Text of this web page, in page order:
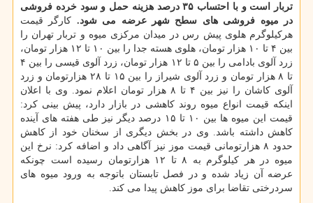
تربار است و با احتساب ۳۵ درصد هزینه حمل و سود خرده فروشی
در میوه فروشی های سطح شهر عرضه می شود. کارگر قیمت
هرکیلوگرم هلوی پیش رس در میدان مرکزی میوه و تربار تهران را
بین ۴ تا ۱۰ هزار تومان، هلوی هسته جدا را بین ۱۰ تا ۱۲ هزار تومان،
زرد آلوی بادامی را بین ۵ تا ۱۲ هزار تومان، زرد آلوی قیسی را بین ۴
تا ۸ هزار تومان و زرد آلوی شیراز را بین ۱۵ تا ۲۸ هزارتومان و زرد
آلوی کاشان را نیز بین ۴ تا ۸ هزار تومان اعلام نمود. وی با اعلان
اینکه قیمت انواع میوه روند کاهشی در بازار دارد، پیش بینی کرد:
قیمت این میوه ها بین ۱۰ تا ۱۵ درصد دیگر نیز طی هفته های آینده
کاهش داشته باشد. وی در بخش دیگری از سخنان خود از کاهش
حدود ۸ هزارتومانی قیمت موز نیز آگاهی داد و اضافه کرد: نرخ این
میوه در هر کیلوگرم به ۸ تا ۱۲ هزارتومان رسیده است چونکه
عرضه آن زیاد شده و در فصل تابستان باتوجه به ورود میوه های
سردرختی تقاضا برای موز کاهش پیدا می کند.